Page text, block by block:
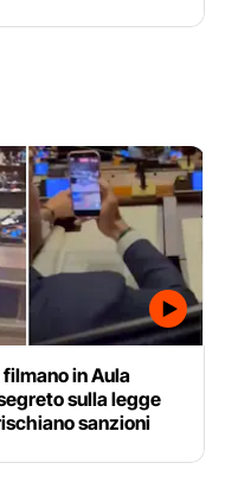
in Aula
sulla legge
sanzioni